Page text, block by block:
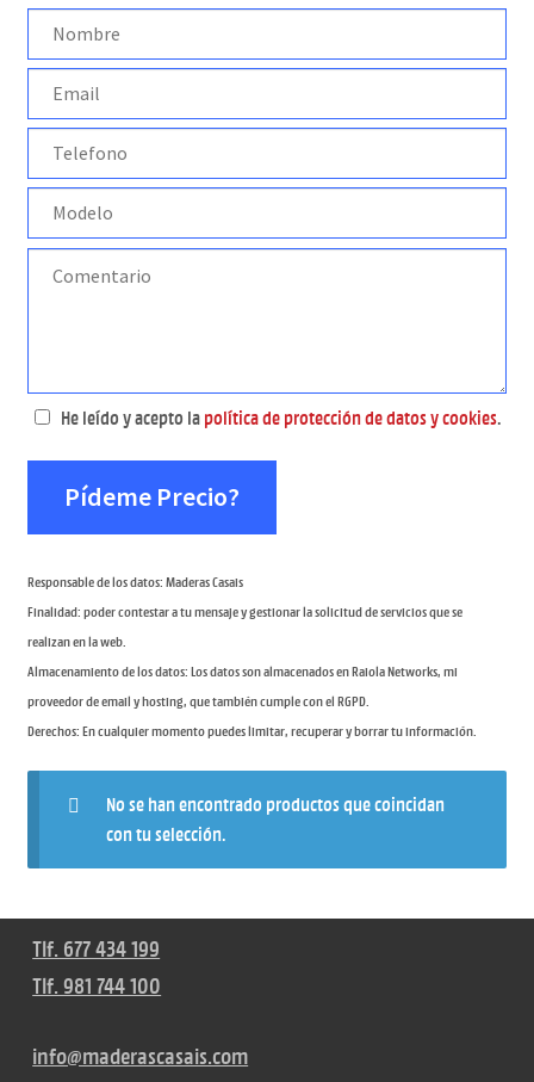
He leído y acepto la política de protección de datos y cookies.
Responsable de los datos: Maderas Casais
Finalidad: poder contestar a tu mensaje y gestionar la solicitud de servicios que se
realizan en la web.
Almacenamiento de los datos: Los datos son almacenados en Raiola Networks, mi
proveedor de email y hosting, que también cumple con el RGPD.
Derechos: En cualquier momento puedes limitar, recuperar y borrar tu información.
No se han encontrado productos que coincidan
con tu selección.
Tlf. 677 434 199
Tlf. 981 744 100
info@maderascasais.com